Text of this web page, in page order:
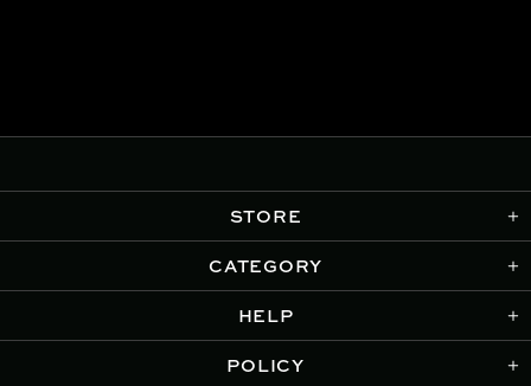
STORE
CATEGORY
HELP
POLICY